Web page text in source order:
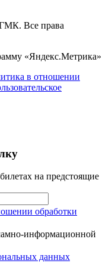
Все права
«Яндекс.Метрика»
в отношении
на предстоящие
обработки
информационной
данных